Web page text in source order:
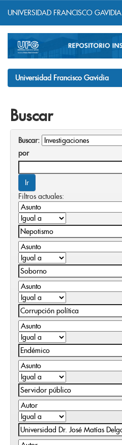
navigation
UNIVERSIDAD FRANCISCO GAVIDIA
Universidad Francisco Gavidia
Buscar
Buscar:
por
Filtros actuales: